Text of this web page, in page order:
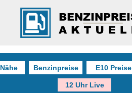
Benzinpreise E10 Preise
12 Uhr Live